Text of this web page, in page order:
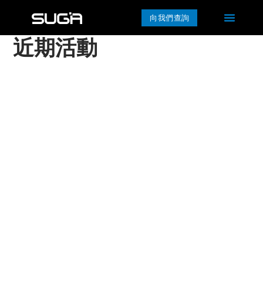
向我們查詢
近期活動